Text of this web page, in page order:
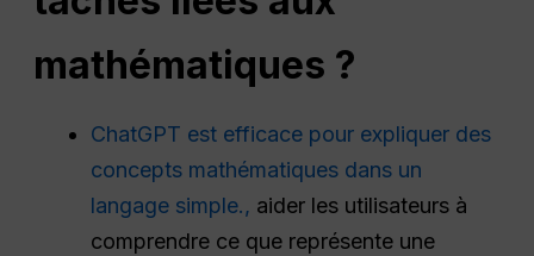
mathématiques ?
ChatGPT est efficace pour expliquer des
concepts mathématiques dans un
langage simple., aider les utilisateurs à
comprendre ce que représente une